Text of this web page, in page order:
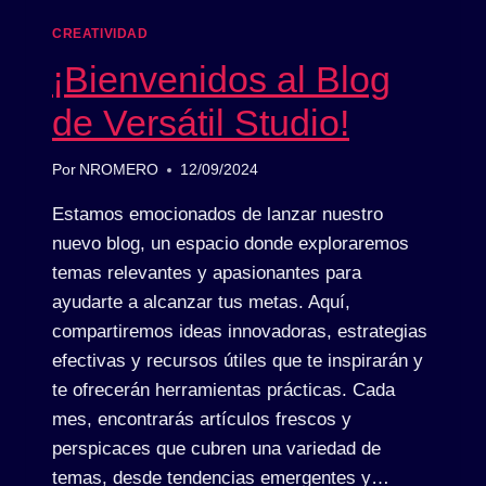
CREATIVIDAD
¡Bienvenidos al Blog
de Versátil Studio!
Por NROMERO 12/09/2024
Estamos emocionados de lanzar nuestro
nuevo blog, un espacio donde exploraremos
temas relevantes y apasionantes para
ayudarte a alcanzar tus metas. Aquí,
compartiremos ideas innovadoras, estrategias
efectivas y recursos útiles que te inspirarán y
te ofrecerán herramientas prácticas. Cada
mes, encontrarás artículos frescos y
perspicaces que cubren una variedad de
temas, desde tendencias emergentes y…